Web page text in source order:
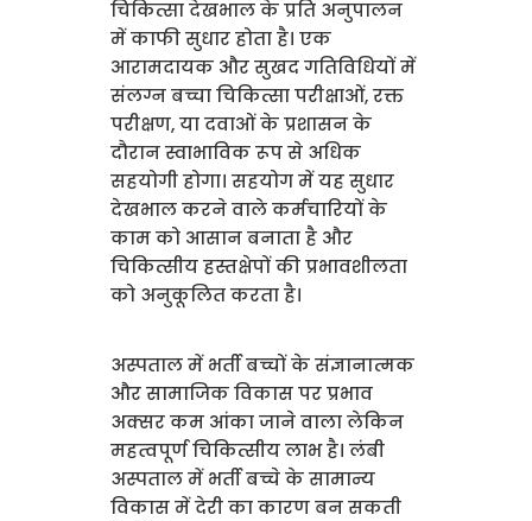
चिकित्सा देखभाल के प्रति अनुपालन
में काफी सुधार होता है। एक
आरामदायक और सुखद गतिविधियों में
संलग्न बच्चा चिकित्सा परीक्षाओं, रक्त
परीक्षण, या दवाओं के प्रशासन के
दौरान स्वाभाविक रूप से अधिक
सहयोगी होगा। सहयोग में यह सुधार
देखभाल करने वाले कर्मचारियों के
काम को आसान बनाता है और
चिकित्सीय हस्तक्षेपों की प्रभावशीलता
को अनुकूलित करता है।
अस्पताल में भर्ती बच्चों के संज्ञानात्मक
और सामाजिक विकास पर प्रभाव
अक्सर कम आंका जाने वाला लेकिन
महत्वपूर्ण चिकित्सीय लाभ है। लंबी
अस्पताल में भर्ती बच्चे के सामान्य
विकास में देरी का कारण बन सकती